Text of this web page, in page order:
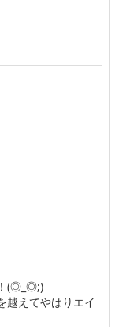
(◎_◎;)
越えてやはりエイ